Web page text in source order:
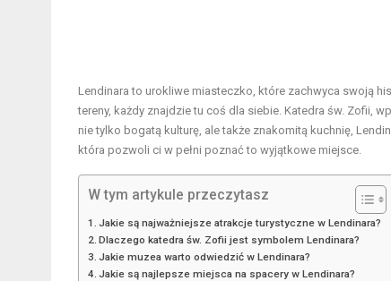
Lendinara to urokliwe miasteczko, które zachwyca swoją
tereny, każdy znajdzie tu coś dla siebie. Katedra św. Zofii,
nie tylko bogatą kulturę, ale także znakomitą kuchnię,
która pozwoli ci w pełni poznać to wyjątkowe miejsce.
W tym artykule przeczytasz
Jakie są najważniejsze atrakcje turystyczne w Lendinara?
Dlaczego katedra św. Zofii jest symbolem Lendinara?
Jakie muzea warto odwiedzić w Lendinara?
Jakie są najlepsze miejsca na spacery w Lendinara?